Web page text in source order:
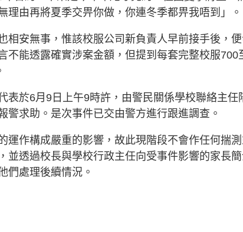
由再將夏季交畀你做，你連冬季都畀我唔到」。
相安無事，惟該校服公司新負責人早前接手後，
不能透露確實涉案金額，但提到每套完整校服700
表於6月9日上午9時許，由警民關係學校聯絡主任
警求助。是次事件已交由警方進行跟進調查。
運作構成嚴重的影響，故此現階段不會作任何揣
並透過校長與學校行政主任向受事件影響的家長
們處理後續情況。